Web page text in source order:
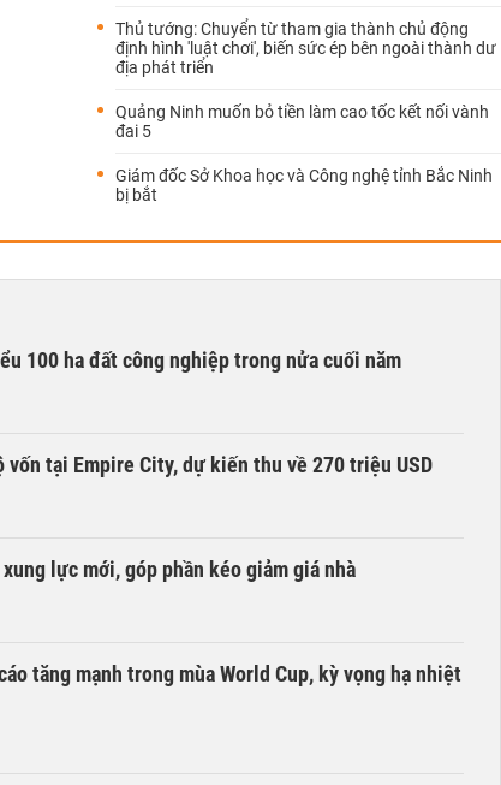
Thủ tướng: Chuyển từ tham gia thành chủ động
định hình 'luật chơi', biến sức ép bên ngoài thành dư
địa phát triển
Quảng Ninh muốn bỏ tiền làm cao tốc kết nối vành
đai 5
Giám đốc Sở Khoa học và Công nghệ tỉnh Bắc Ninh
bị bắt
100 ha đất công nghiệp trong nửa cuối năm
vốn tại Empire City, dự kiến thu về 270 triệu USD
lực mới, góp phần kéo giảm giá nhà
tăng mạnh trong mùa World Cup, kỳ vọng hạ nhiệt